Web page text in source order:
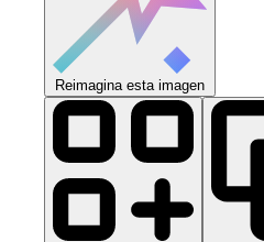
Reimagina esta imagen